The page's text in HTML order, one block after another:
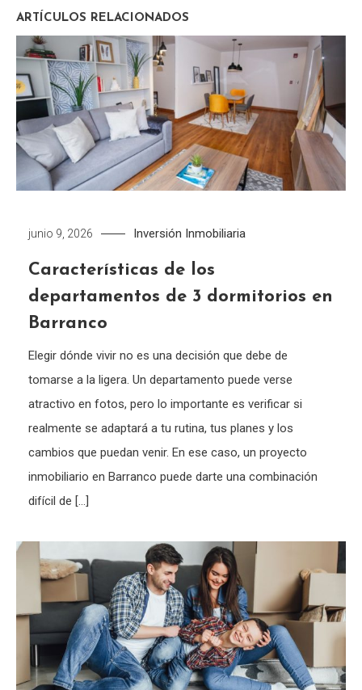
ARTÍCULOS RELACIONADOS
junio 9, 2026 Inversión Inmobiliaria
Características de los
departamentos de 3 dormitorios en
Barranco
Elegir dónde vivir no es una decisión que debe de
tomarse a la ligera. Un departamento puede verse
atractivo en fotos, pero lo importante es verificar si
realmente se adaptará a tu rutina, tus planes y los
cambios que puedan venir. En ese caso, un proyecto
inmobiliario en Barranco puede darte una combinación
difícil de […]